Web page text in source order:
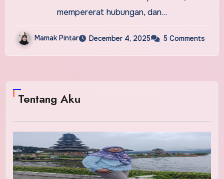
mempererat hubungan, dan…
Mamak Pintar December 4, 2025 5 Comments
Tentang Aku